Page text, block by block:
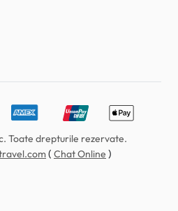
Visa, MasterCard, American
Toate drepturile rezervate.
( Chat Online )